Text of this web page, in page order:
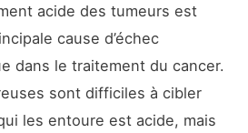
acide des tumeurs est
cause d’échec
dans le traitement du cancer.
sont difficiles à cibler
les entoure est acide, mais